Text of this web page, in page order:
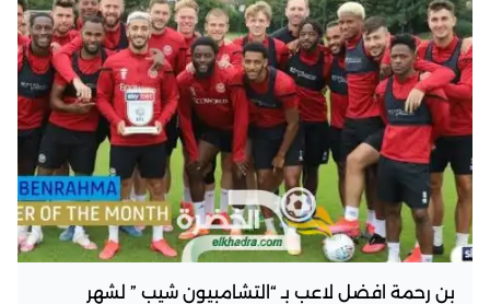
بن رحمة افضل لاعب بـ “التشامبيون شيب ” لشهر